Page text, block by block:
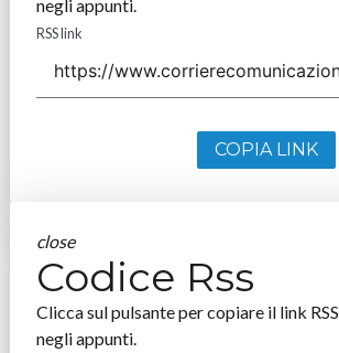
negli appunti.
RSS link
COPIA LINK
close
Codice Rss
Clicca sul pulsante per copiare il link RSS
negli appunti.